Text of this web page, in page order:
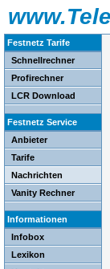
Festnetz Tarife
Schnellrechner
Profirechner
LCR Download
Festnetz Service
Anbieter
Tarife
Nachrichten
Vanity Rechner
Informationen
Infobox
Lexikon